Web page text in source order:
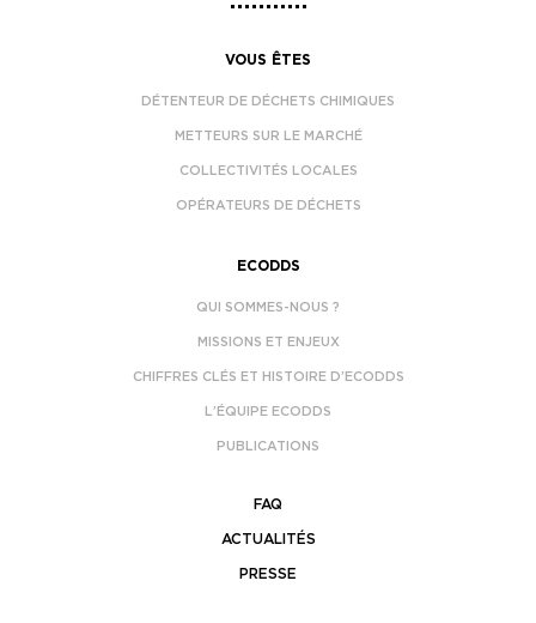
VOUS ÊTES
DÉTENTEUR DE DÉCHETS CHIMIQUES
METTEURS SUR LE MARCHÉ
COLLECTIVITÉS LOCALES
OPÉRATEURS DE DÉCHETS
ECODDS
QUI SOMMES-NOUS ?
MISSIONS ET ENJEUX
CHIFFRES CLÉS ET HISTOIRE D’ECODDS
L’ÉQUIPE ECODDS
PUBLICATIONS
FAQ
ACTUALITÉS
PRESSE